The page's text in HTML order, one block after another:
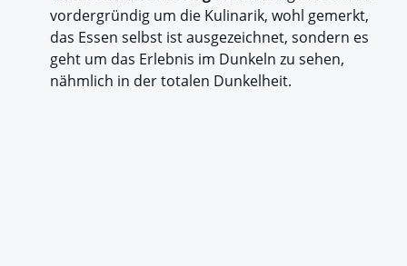
vordergründig um die Kulinarik, wohl gemerkt,
das Essen selbst ist ausgezeichnet, sondern es
geht um das Erlebnis im Dunkeln zu sehen,
nähmlich in der totalen Dunkelheit.